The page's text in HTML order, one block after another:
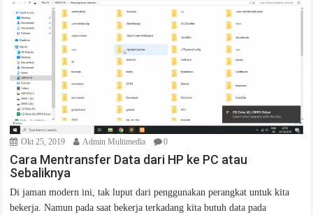
Okt 25, 2019 Admin Multimedia 0
Cara Mentransfer Data dari HP ke PC atau
Sebaliknya
Di jaman modern ini, tak luput dari penggunakan perangkat untuk kita
bekerja. Namun pada saat bekerja terkadang kita butuh data pada